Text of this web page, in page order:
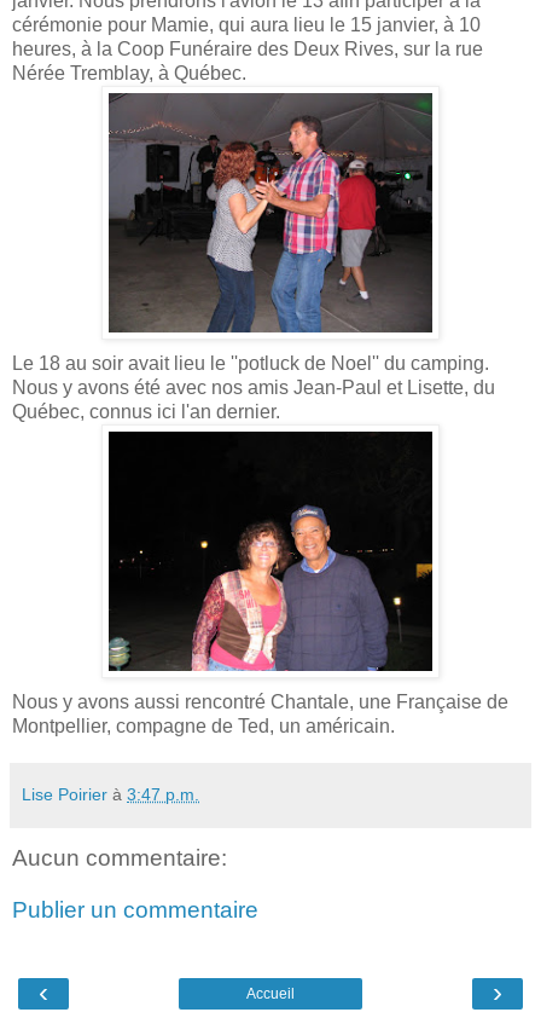
cérémonie pour Mamie, qui aura lieu le 15 janvier, à 10
heures, à la Coop Funéraire des Deux Rives, sur la rue
Nérée Tremblay, à Québec.
Le 18 au soir avait lieu le ''potluck de Noel'' du camping.
Nous y avons été avec nos amis Jean-Paul et Lisette, du
Québec, connus ici l'an dernier.
Nous y avons aussi rencontré Chantale, une Française de
Montpellier, compagne de Ted, un américain.
Lise Poirier à 3:47 p.m.
Aucun commentaire:
Publier un commentaire
‹ ›
Accueil